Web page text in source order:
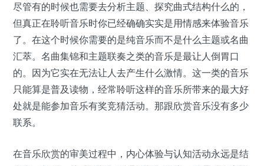
尽管有的时候也需要去分析主题、探究曲式结构什么的，
但真正在聆听音乐时你已经确确实实是用情感来体验音乐
了。在这个时候你需要的是纯音乐而不是什么主题或名曲
汇萃。名曲集锦和主题联奏之类的音乐是最让人倒胃口
的。因为它实在无法让人去产生什么激情。这一类的音乐
只能算是普及读物，经常聆听这样的音乐所带来的最大好
处就是能参加音乐有奖竞猜活动。那跟欣赏音乐没有多少
联系。
在音乐欣赏的审美过程中，内心体验与认知活动永远是结